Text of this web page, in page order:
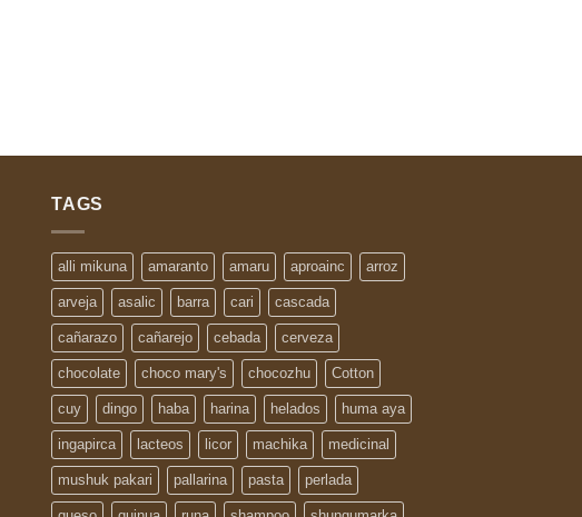
TAGS
alli mikuna amaranto amaru aproainc arroz
arveja asalic barra cari cascada
cañarazo cañarejo cebada cerveza
chocolate choco mary's chocozhu Cotton
cuy dingo haba harina helados huma aya
ingapirca lacteos licor machika medicinal
mushuk pakari pallarina pasta perlada